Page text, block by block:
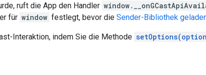
ruft die App den Handler
für window festlegt, bevor die Sender-Bibliothek
Interaktion, indem Sie die Methode